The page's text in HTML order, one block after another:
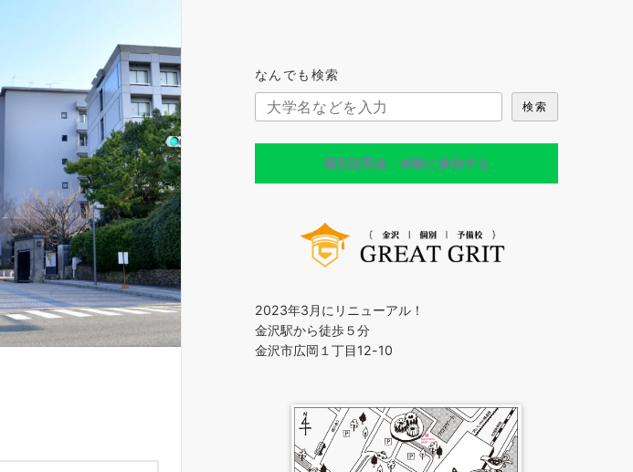
なんでも検索
検索
個別説明会・体験に参加する
2023年3月にリニューアル！
金沢駅から徒歩５分
金沢市広岡１丁目12-10